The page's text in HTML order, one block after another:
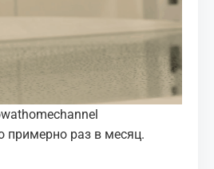
примерно раз в месяц.